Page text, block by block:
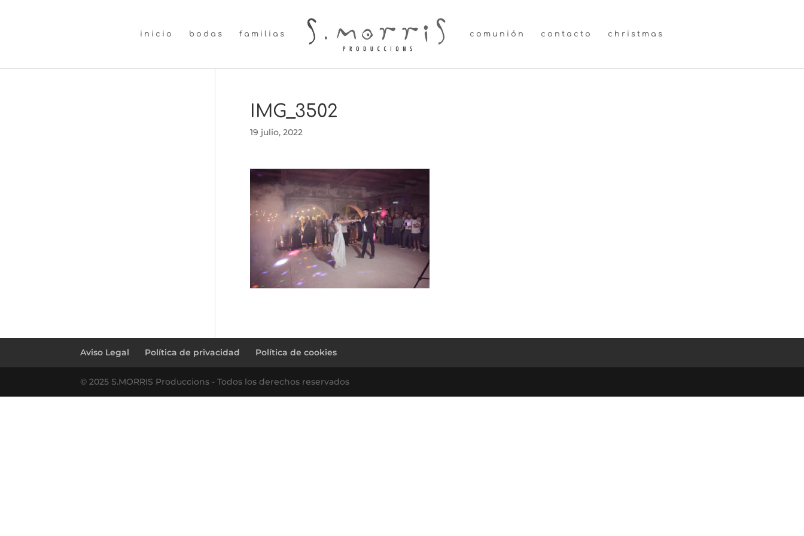
inicio bodas familias comunión contacto christmas
IMG_3502
19 julio, 2022
Aviso Legal Política de privacidad Política de cookies
© 2025 S.MORRIS Produccions - Todos los derechos reservados